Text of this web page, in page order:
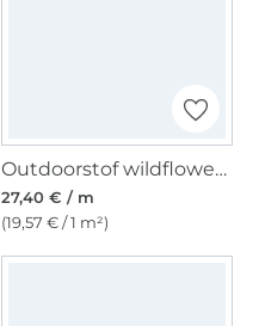
Outdoorstof wildflower meadow, lichtgroen
27,40 € / m
(19,57 € / 1 m²)